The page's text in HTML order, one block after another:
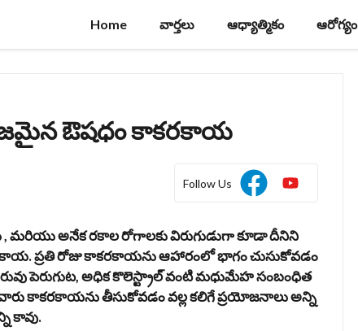
Home వార్తలు ఆధ్యాత్మికం ఆరోగ్యం
ఔషధం కాకరకాయ
Follow Us
అనేక రకాల రోగాలకు విరుగుడుగా కూడా దీనిని
ప్రతి రోజు కాకరకాయను ఆహారంలో భాగం చుసుకోవడం
పెరుగుట, అధిక కొలెస్ట్రాల్ వంటి మధుమేహ సంబంధిత
కాకరకాయను తీసుకోవడం వల్ల కలిగే ప్రయోజనాలు అన్ని
కావు.